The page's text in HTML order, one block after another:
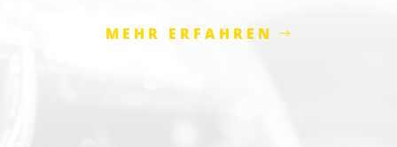
MEHR ERFAHREN